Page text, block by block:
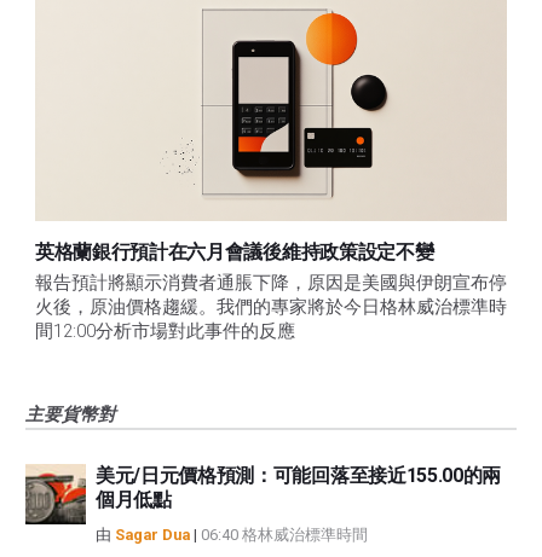
英格蘭銀行預計在六月會議後維持政策設定不變
報告預計將顯示消費者通脹下降，原因是美國與伊朗宣布停
火後，原油價格趨緩。我們的專家將於今日格林威治標準時
間12:00分析市場對此事件的反應
主要貨幣對
美元/日元價格預測：可能回落至接近155.00的兩
個月低點
由 Sagar Dua | 06:40 格林威治標準時間